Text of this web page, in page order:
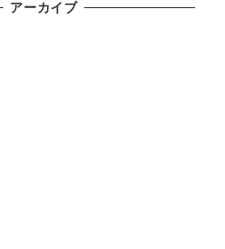
アーカイブ